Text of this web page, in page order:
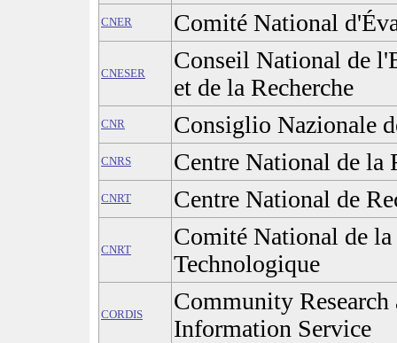
CNER Comité National
CNESER
Conseil National de
et de la Recherche
CNR Consiglio Nazionale
CNRS Centre National de la
CNRT Centre National de
CNRT
Comité National de la
Technologique
CORDIS
Community
Information Service